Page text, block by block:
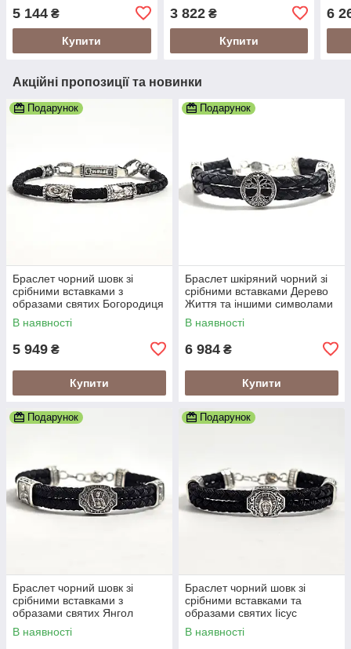
5 144 ₴
Купити
3 822₴
Купити
6
Акційні пропозиції та новинки
Подарунок
Браслет чорний шовк зі
срібними вставками з
образами святих Богородиця
та Спаситель
В наявності
5 949 ₴
Купити
Подарунок
Браслет шкіряний чорний зі
срібними вставками Дерево
Життя та іншими символами
В наявності
6 984 ₴
Купити
Подарунок
Браслет чорний шовк зі
срібними вставками з
образами святих Янгол
Охоронець
В наявності
Подарунок
Браслет чорний шовк зі
срібними вставками та
образами святих Іісус
Христос
В наявності